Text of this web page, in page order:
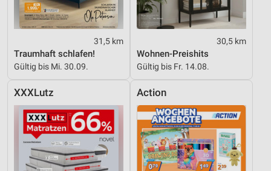
31,5 km
Traumhaft schlafen!
Gültig bis Mi. 30.09.
30,5 km
Wohnen-Preishits
Gültig bis Fr. 14.08.
XXXLutz Action